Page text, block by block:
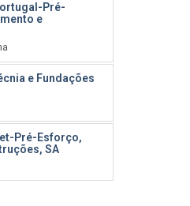
Pré-
e
e Fundações
Pré-Esforço,
SA